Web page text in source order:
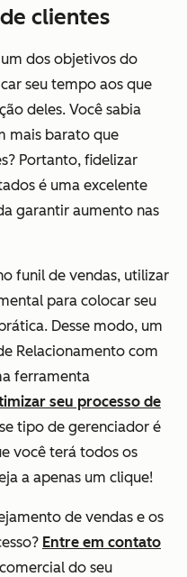
clientes
dos objetivos do
seu tempo aos que
deles. Você sabia
mais barato que
Portanto, fidelizar
é uma excelente
garantir aumento nas
funil de vendas, utilizar
para colocar seu
Desse modo, um
Relacionamento com
ferramenta
seu processo de
tipo de gerenciador é
você terá todos os
a apenas um clique!
de vendas e os
Entre em contato
do seu